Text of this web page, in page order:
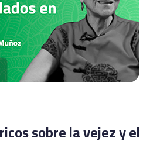
sobre la vejez y el